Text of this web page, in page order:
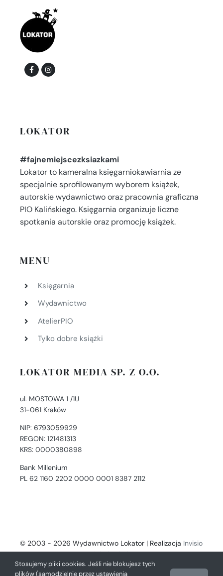
LOKATOR
#fajnemiejscezksiazkami
Lokator to kameralna księgarniokawiarnia ze
specjalnie sprofilowanym wyborem książek,
autorskie wydawnictwo oraz pracownia graficzna
PIO Kalińskiego. Księgarnia organizuje liczne
spotkania autorskie oraz promocję książek.
MENU
Księgarnia
Wydawnictwo
AtelierPIO
Tylko dobre książki
LOKATOR MEDIA SP. Z O.O.
ul. MOSTOWA 1 /1U
31-061 Kraków
NIP: 6793059929
REGON: 121481313
KRS: 0000380898
Bank Millenium
PL 62 1160 2202 0000 0001 8387 2112
© 2003 - 2026 Wydawnictwo Lokator | Realizacja Invisio
- Digital Solutions
Stosujemy pliki cookies. Jeśli nie blokujesz tych
plików (samodzielnie przez ustawienia